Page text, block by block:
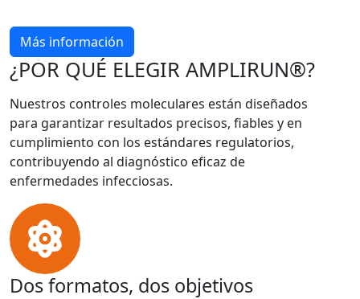
Más información
¿POR QUÉ ELEGIR AMPLIRUN®?
Nuestros controles moleculares están diseñados
para garantizar resultados precisos, fiables y en
cumplimiento con los estándares regulatorios,
contribuyendo al diagnóstico eficaz de
enfermedades infecciosas.
Dos formatos, dos objetivos